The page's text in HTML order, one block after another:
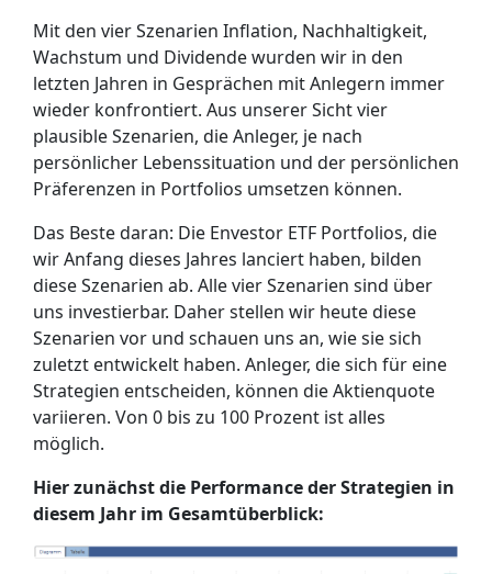
Mit den vier Szenarien Inflation, Nachhaltigkeit,
Wachstum und Dividende wurden wir in den
letzten Jahren in Gesprächen mit Anlegern immer
wieder konfrontiert. Aus unserer Sicht vier
plausible Szenarien, die Anleger, je nach
persönlicher Lebenssituation und der persönlichen
Präferenzen in Portfolios umsetzen können.
Das Beste daran: Die Envestor ETF Portfolios, die
wir Anfang dieses Jahres lanciert haben, bilden
diese Szenarien ab. Alle vier Szenarien sind über
uns investierbar. Daher stellen wir heute diese
Szenarien vor und schauen uns an, wie sie sich
zuletzt entwickelt haben. Anleger, die sich für eine
Strategien entscheiden, können die Aktienquote
variieren. Von 0 bis zu 100 Prozent ist alles
möglich.
Hier zunächst die Performance der Strategien in
diesem Jahr im Gesamtüberblick: